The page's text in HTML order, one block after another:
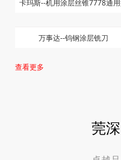
卡玛斯--机用涂层丝锥7778通
万事达--钨钢涂层铣刀
查看更多
莞